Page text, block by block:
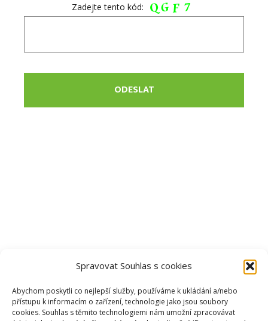
Spravovat Souhlas s cookies
Abychom poskytli co nejlepší služby, používáme k ukládání a/nebo
přístupu k informacím o zařízení, technologie jako jsou soubory
cookies. Souhlas s těmito technologiemi nám umožní zpracovávat
Zadejte tento kód: